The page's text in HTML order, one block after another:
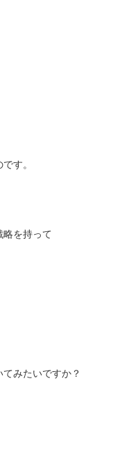
す。
を持って
みたいですか？